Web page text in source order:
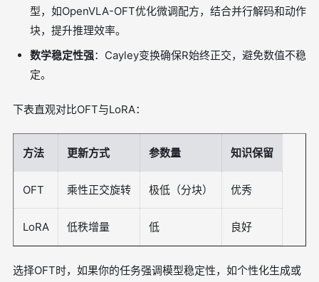
型，如OpenVLA-OFT优化微调配方，结合并行解码和动作
块，提升推理效率。
数学稳定性强：Cayley变换确保R始终正交，避免数值不稳
定。
下表直观对比OFT与LoRA：
方法 更新方式 参数量 知识保留
OFT 乘性正交旋转 极低（分块） 优秀
LoRA 低秩增量 低 良好
选择OFT时，如果你的任务强调模型稳定性，如个性化生成或